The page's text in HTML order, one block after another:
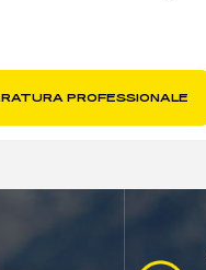
PROFESSIONALE